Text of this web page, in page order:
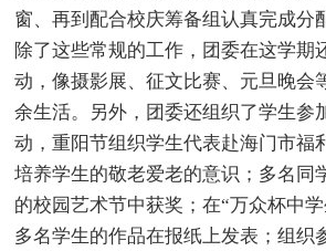
窗、再到配合校庆筹备组认真完成分
除了这些常规的工作，团委在这学期
动，像摄影展、征文比赛、元旦晚会
余生活。另外，团委还组织了学生参
动，重阳节组织学生代表赴海门市福
培养学生的敬老爱老的意识；多名同
的校园艺术节中获奖；在“万众杯中学
多名学生的作品在报纸上发表；组织